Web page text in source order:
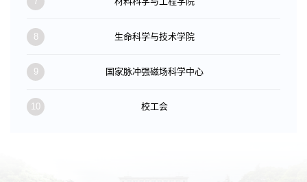
8 生命科学与技术学院
9 国家脉冲强磁场科学中心
10 校工会